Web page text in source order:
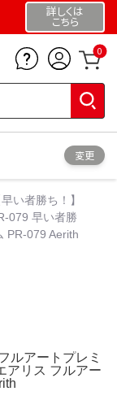
詳しくは
こちら
0
変更
早い者勝ち！】
079 早い者勝
PR-079 Aerith